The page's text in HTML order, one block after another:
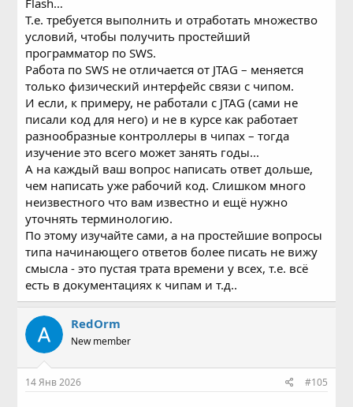
Flash…
Т.е. требуется выполнить и отработать множество
условий, чтобы получить простейший
программатор по SWS.
Работа по SWS не отличается от JTAG – меняется
только физический интерфейс связи с чипом.
И если, к примеру, не работали с JTAG (сами не
писали код для него) и не в курсе как работает
разнообразные контроллеры в чипах – тогда
изучение это всего может занять годы...
А на каждый ваш вопрос написать ответ дольше,
чем написать уже рабочий код. Слишком много
неизвестного что вам известно и ещё нужно
уточнять терминологию.
По этому изучайте сами, а на простейшие вопросы
типа начинающего ответов более писать не вижу
смысла - это пустая трата времени у всех, т.е. всё
есть в документациях к чипам и т.д..
RedOrm
New member
14 Янв 2026 #105